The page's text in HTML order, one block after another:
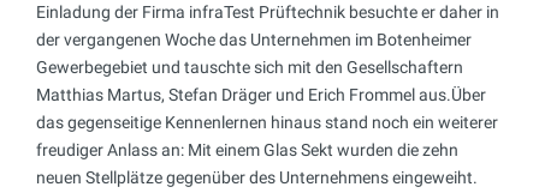
Einladung der Firma infraTest Prüftechnik besuchte er daher in
der vergangenen Woche das Unternehmen im Botenheimer
Gewerbegebiet und tauschte sich mit den Gesellschaftern
Matthias Martus, Stefan Dräger und Erich Frommel aus.Über
das gegenseitige Kennenlernen hinaus stand noch ein weiterer
freudiger Anlass an: Mit einem Glas Sekt wurden die zehn
neuen Stellplätze gegenüber des Unternehmens eingeweiht.